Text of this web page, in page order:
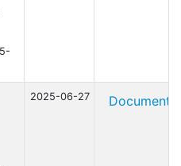
2025-06-27